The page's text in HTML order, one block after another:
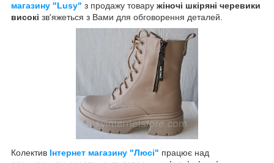
магазину "Lusy" з продажу товару жіночі шкіряні черевики
високі зв'яжеться з Вами для обговорення деталей.
Колектив Інтернет магазину "Люсі" працює над